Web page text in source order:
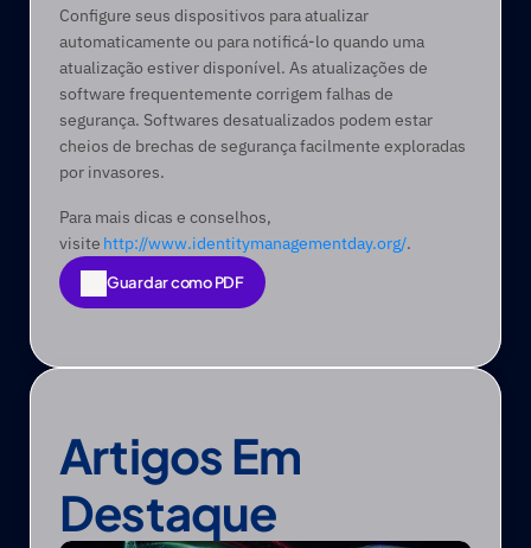
Configure seus dispositivos para atualizar
automaticamente ou para notificá-lo quando uma
atualização estiver disponível. As atualizações de
software frequentemente corrigem falhas de
segurança. Softwares desatualizados podem estar
cheios de brechas de segurança facilmente exploradas
por invasores.
Para mais dicas e conselhos,
visite http://www.identitymanagementday.org/.
Guardar como PDF
Guardar como PDF
Artigos Em
Destaque